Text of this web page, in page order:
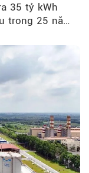
35 tỷ kWh
trong 25 năm